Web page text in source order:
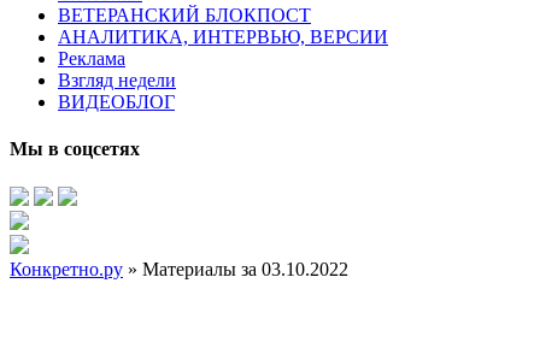
ВЕТЕРАНСКИЙ БЛОКПОСТ
АНАЛИТИКА, ИНТЕРВЬЮ, ВЕРСИИ
Реклама
Взгляд недели
ВИДЕОБЛОГ
Мы в соцсетях
Конкретно.ру » Материалы за 03.10.2022